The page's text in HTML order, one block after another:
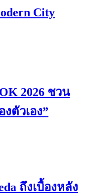
City
2026 ชวน
ตัวเอง”
ถึงเบื้องหลัง